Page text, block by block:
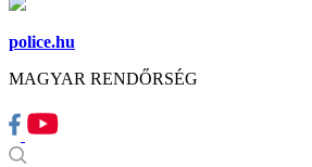
police.hu
MAGYAR RENDŐRSÉG